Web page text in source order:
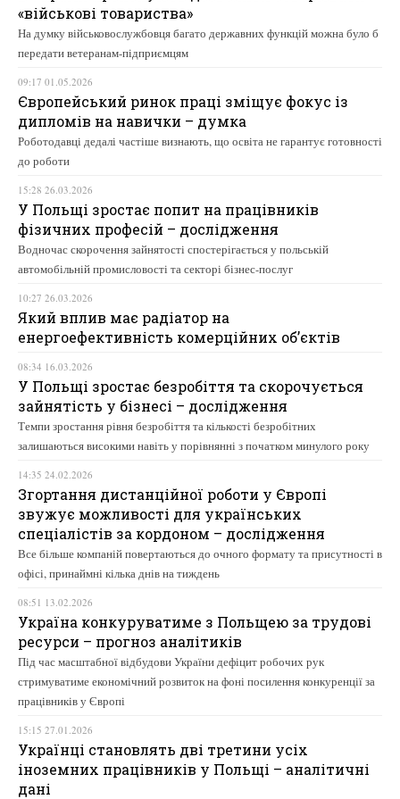
«військові товариства»
На думку військовослужбовця багато державних функцій можна було б
передати ветеранам-підприємцям
09:17 01.05.2026
Європейський ринок праці зміщує фокус із
дипломів на навички – думка
Роботодавці дедалі частіше визнають, що освіта не гарантує готовності
до роботи
15:28 26.03.2026
У Польщі зростає попит на працівників
фізичних професій – дослідження
Водночас скорочення зайнятості спостерігається у польській
автомобільній промисловості та секторі бізнес-послуг
10:27 26.03.2026
Який вплив має радіатор на
енергоефективність комерційних об’єктів
08:34 16.03.2026
У Польщі зростає безробіття та скорочується
зайнятість у бізнесі – дослідження
Темпи зростання рівня безробіття та кількості безробітних
залишаються високими навіть у порівнянні з початком минулого року
14:35 24.02.2026
Згортання дистанційної роботи у Європі
звужує можливості для українських
спеціалістів за кордоном – дослідження
Все більше компаній повертаються до очного формату та присутності в
офісі, принаймні кілька днів на тиждень
08:51 13.02.2026
Україна конкуруватиме з Польщею за трудові
ресурси – прогноз аналітиків
Під час масштабної відбудови України дефіцит робочих рук
стримуватиме економічний розвиток на фоні посилення конкуренції за
працівників у Європі
15:15 27.01.2026
Українці становлять дві третини усіх
іноземних працівників у Польщі – аналітичні
дані